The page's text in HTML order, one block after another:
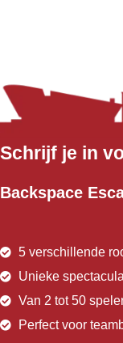
Schrijf je in
Backspace
5 verschillende
Unieke
Van 2 tot 50
Perfect voor